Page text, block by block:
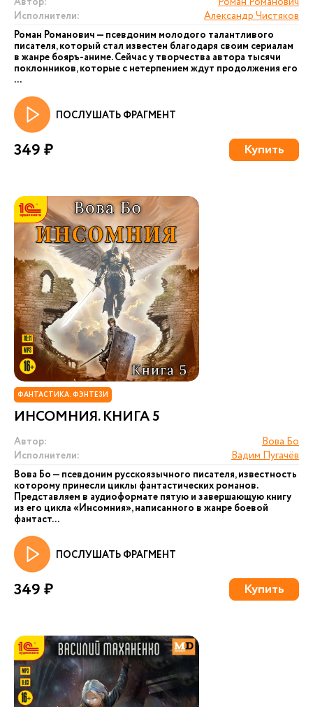
Исполнители:
Александр Чистяков
Роман Романович — псевдоним молодого талантливого
писателя, который стал известен благодаря своим сериалам
в жанре бояръ-аниме. Сейчас у творчества автора тысячи
поклонников, которые с нетерпением ждут продолжения его
...
ПОСЛУШАТЬ ФРАГМЕНТ
349 ₽ Купить
ФАНТАСТИКА. ФЭНТЕЗИ
ИНСОМНИЯ. КНИГА 5
Автор:
Вова Бо
Исполнители:
Вадим Пугачёв
Вова Бо — псевдоним русскоязычного писателя, известность
которому принесли циклы фантастических романов.
Представляем в аудиоформате пятую и завершающую книгу
из его цикла «Инсомния», написанного в жанре боевой
фантаст...
ПОСЛУШАТЬ ФРАГМЕНТ
349 ₽ Купить